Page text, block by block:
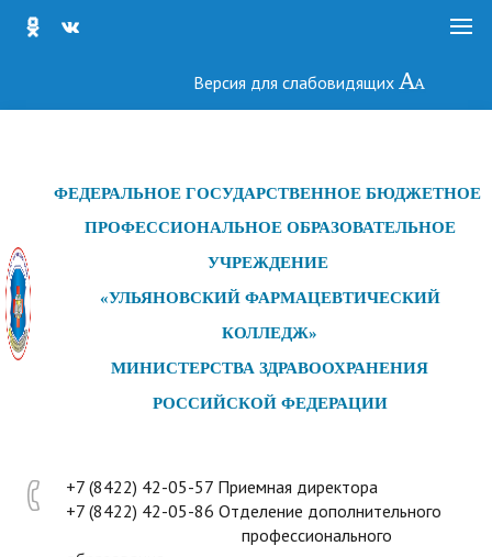
Версия для слабовидящих
ФЕДЕРАЛЬНОЕ ГОСУДАРСТВЕННОЕ БЮДЖЕТНОЕ
ПРОФЕССИОНАЛЬНОЕ ОБРАЗОВАТЕЛЬНОЕ
УЧРЕЖДЕНИЕ
«УЛЬЯНОВСКИЙ ФАРМАЦЕВТИЧЕСКИЙ
КОЛЛЕДЖ»
МИНИСТЕРСТВА ЗДРАВООХРАНЕНИЯ
РОССИЙСКОЙ ФЕДЕРАЦИИ
+7 (8422) 42-05-57 Приемная директора
+7 (8422) 42-05-86 Отделение дополнительного
профессионального